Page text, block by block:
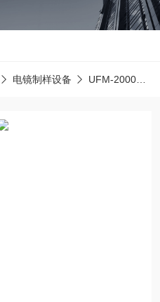
电镜制样设备 UFM-2000精密离子减薄仪